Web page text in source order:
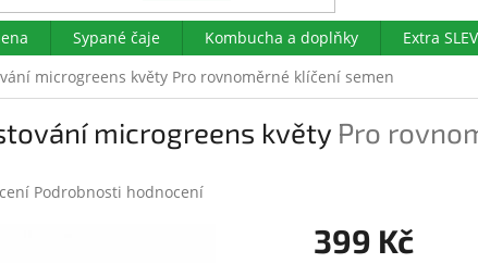
Sypané čaje Kombucha a doplňky Extra
microgreens květy Pro rovnoměrné klíčení semen
microgreens květy Pro
Podrobnosti hodnocení
399 Kč